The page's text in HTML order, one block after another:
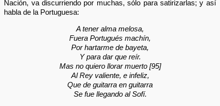
Nación, va discurriendo por muchas, sólo para satirizarlas; y así
habla de la Portuguesa:
A tener alma melosa,
Fuera Portugués machín,
Por hartarme de bayeta,
Y para dar que reír.
Mas no quiero llorar muerto [95]
Al Rey valiente, e infeliz,
Que de guitarra en guitarra
Se fue llegando al Sofí.